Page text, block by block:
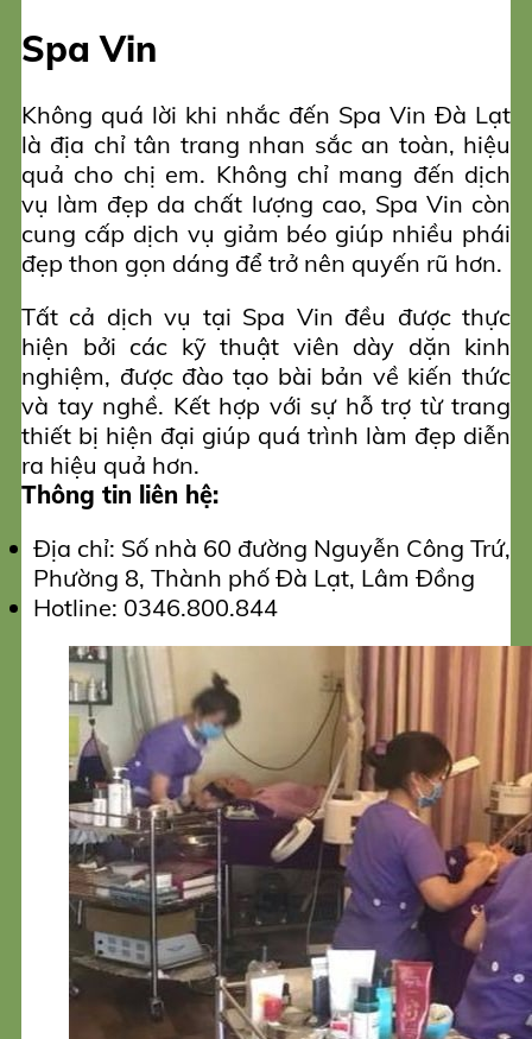
Spa Vin
Không quá lời khi nhắc đến Spa Vin Đà Lạt
là địa chỉ tân trang nhan sắc an toàn, hiệu
quả cho chị em. Không chỉ mang đến dịch
vụ làm đẹp da chất lượng cao, Spa Vin còn
cung cấp dịch vụ giảm béo giúp nhiều phái
đẹp thon gọn dáng để trở nên quyến rũ hơn.
Tất cả dịch vụ tại Spa Vin đều được thực
hiện bởi các kỹ thuật viên dày dặn kinh
nghiệm, được đào tạo bài bản về kiến thức
và tay nghề. Kết hợp với sự hỗ trợ từ trang
thiết bị hiện đại giúp quá trình làm đẹp diễn
ra hiệu quả hơn.
Thông tin liên hệ:
Địa chỉ: Số nhà 60 đường Nguyễn Công Trứ,
Phường 8, Thành phố Đà Lạt, Lâm Đồng
Hotline: 0346.800.844